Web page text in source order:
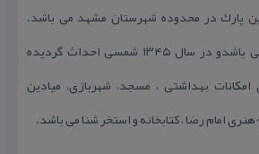
پارك در محدوده شهرستان مشهد می باشد.
مساحت آن ۷۲ هكتار می باشدو در سال ۱۳۴۵ شمسی احداث گردیده
بهداشتی ، مسجد، شهربازی، میادین
امام رضا ، كتابخانه و استخر شنا می باشد.